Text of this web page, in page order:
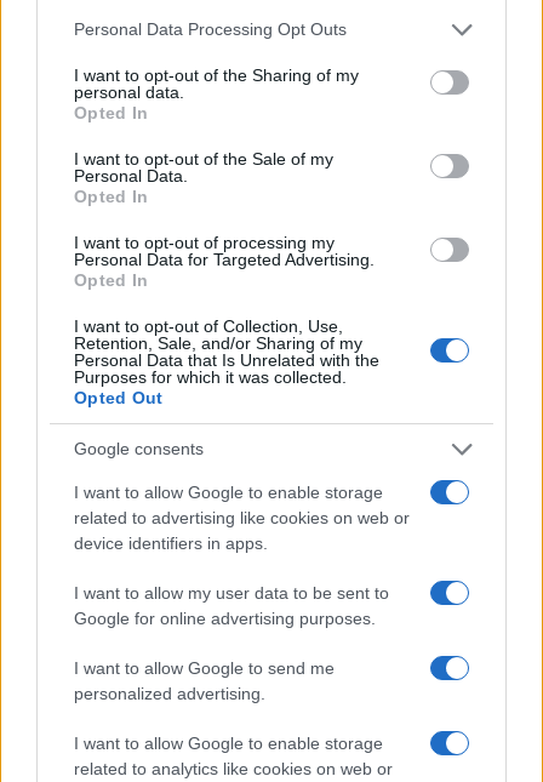
Please note that this website/app uses one or more Google
not limited to your visit or usage behaviour. You may click to
grant or deny consent to Google and its third-party tags to
use your data for below specified purposes in below Google
consent section.
Personal Data Processing Opt Outs
I want to opt-out of the Sharing of my
personal data.
Opted In
I want to opt-out of the Sale of my
Personal Data.
Opted In
I want to opt-out of processing my
Personal Data for Targeted Advertising.
Opted In
I want to opt-out of Collection, Use,
Retention, Sale, and/or Sharing of my
Personal Data that Is Unrelated with the
Purposes for which it was collected.
Opted Out
Google consents
I want to allow Google to enable storage
related to advertising like cookies on web or
device identifiers in apps.
I want to allow my user data to be sent to
Google for online advertising purposes.
I want to allow Google to send me
personalized advertising.
I want to allow Google to enable storage
related to analytics like cookies on web or
Alla Galleria Giovanni XXIII arriva
l’autovelox. Multe per chi supera
il limite. Dal 30 marzo
LEGGI ANCHE LA PRIMA GARA DEL MONDIAL
SEGUICI ANCHE SU FACEBOOK
Precedente
La prima gara dei
Mondiali di
pallavolo si
giocherà a Roma.
dove
Successiva
Nuovo noleggio
ARTICOLI CORRELATI